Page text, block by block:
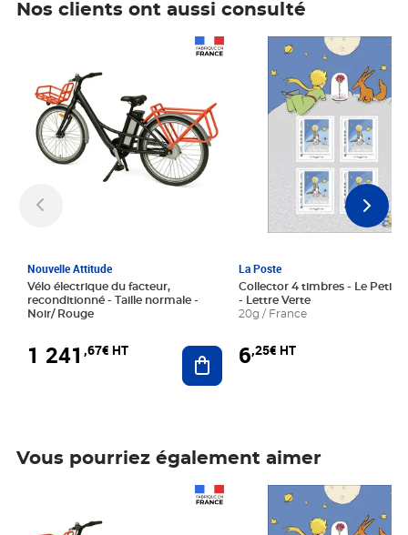
Nos clients ont aussi consulté
Nouvelle Attitude
Vélo électrique du facteur,
reconditionné - Taille normale -
Noir/ Rouge
1 241 ,67€ HT Ajouter au panier
La Poste
Collector 4 timbres - Le Petit
- Lettre Verte
20g / France
6,25€ HT
Prix 6,25€ HT
Vous pourriez également aimer
Prix 6,25€ HT